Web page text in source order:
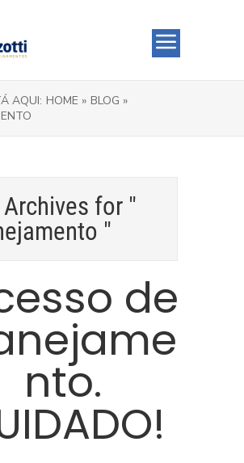
AQUI: HOME » BLOG »
Archives for "
"
de
nto.